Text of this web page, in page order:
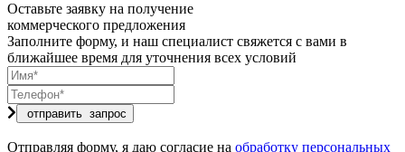
Оставьте заявку на получение
коммерческого предложения
Заполните форму, и наш специалист свяжется с вами в
ближайшее время для уточнения всех условий
Отправляя форму, я даю согласие на обработку персональных